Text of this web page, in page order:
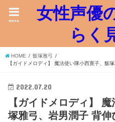
女性声優
らく
menu
HOME
飯塚雅弓
【ガイドメロディ】 魔法使い隊小西寛子、飯
2022.07.20
【ガイドメロディ】
塚雅弓、岩男潤子 背